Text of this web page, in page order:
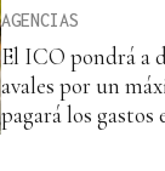
AGENCIAS
El ICO pondrá a
avales por un
pagará los gastos